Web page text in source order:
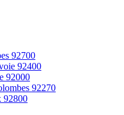
92700
92400
92000
92270
92800